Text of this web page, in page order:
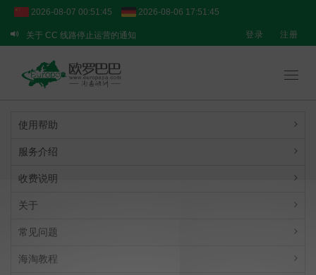
2026-08-07 00:51:45 2026-08-06 17:51:45
关于 CC 线路停止运营的通知
关于 BPOST 线路的临时提醒
【重要通知】转运业务临时调整说明
登录 注册
使用帮助
服务介绍
收费说明
关于
常见问题
海淘教程